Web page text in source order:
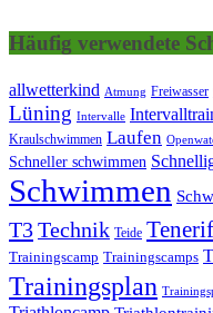
Häufig verwendete
allwetterkind Atmung Freiwasser
Lüning Intervalle
Kraulschwimmen Laufen
Schneller schwimmen
Schwimmen
T3Technik Teide
Trainingscamp Trainingscamps
Trainingsplan